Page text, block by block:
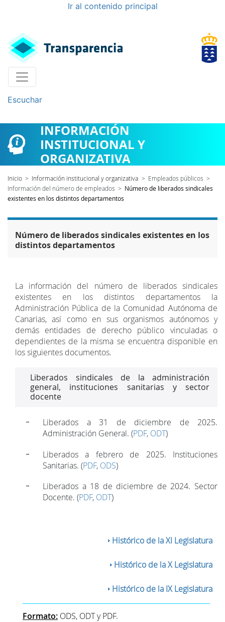
Ir al contenido principal
Escuchar
INFORMACIÓN
INSTITUCIONAL Y
ORGANIZATIVA
Inicio > Información institucional y organizativa > Empleados públicos >
Información del número de empleados > Número de liberados sindicales
existentes en los distintos departamentos
Número de liberados sindicales existentes en los
distintos departamentos
La información del número de liberados sindicales
existentes en los distintos departamentos la
Administración Pública de la Comunidad Autónoma de
Canarias, así como en sus organismos autónomos y
demás entidades de derecho público vinculadas o
dependientes de la misma se encuentra disponible en
los siguientes documentos.
Liberados sindicales de la administración
general, instituciones sanitarias y sector
docente
Liberados a 31 de diciembre de 2025.
Administración General. (PDF, ODT)
Liberados a febrero de 2025. Instituciones
Sanitarias. (PDF, ODS)
Liberados a 18 de diciembre de 2024. Sector
Docente. (PDF, ODT)
Histórico de la XI Legislatura
Histórico de la X Legislatura
Histórico de la IX Legislatura
Formato: ODS, ODT y PDF.